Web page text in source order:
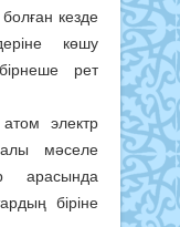
кезде
көшу
рет
электр
мәселе
арасында
біріне